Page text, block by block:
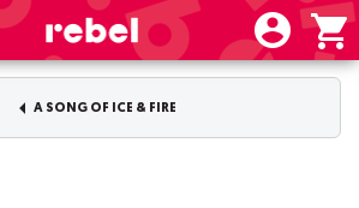
A SONG OF ICE & FIRE